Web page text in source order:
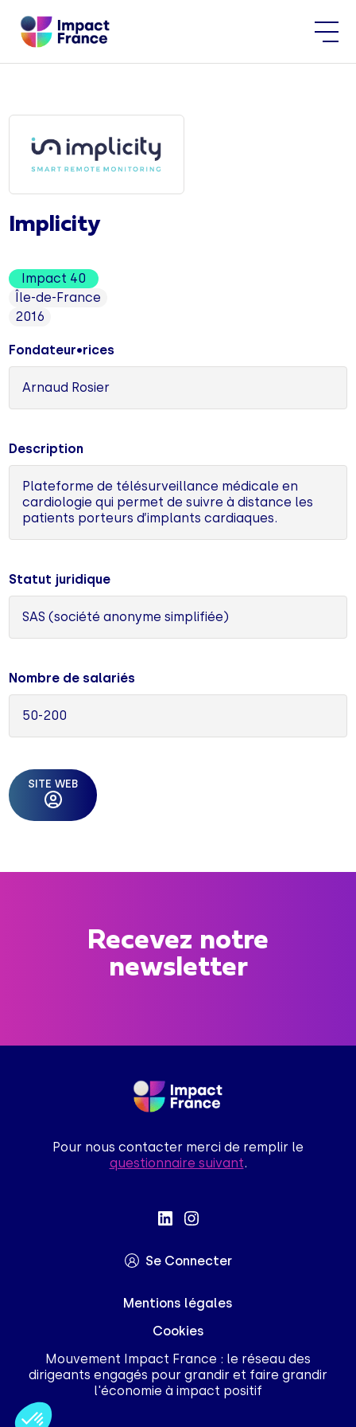
Implicity
Impact 40
Île-de-France
2016
Fondateur•rices
Arnaud Rosier
Description
Plateforme de télésurveillance médicale en
cardiologie qui permet de suivre à distance les
patients porteurs d’implants cardiaques.
Statut juridique
SAS (société anonyme simplifiée)
Nombre de salariés
50-200
SITE WEB
Recevez notre
newsletter
Pour nous contacter merci de remplir le
questionnaire suivant.
Se Connecter
Mentions légales
Cookies
Mouvement Impact France : le réseau des
dirigeants engagés pour grandir et faire grandir
l'économie à impact positif